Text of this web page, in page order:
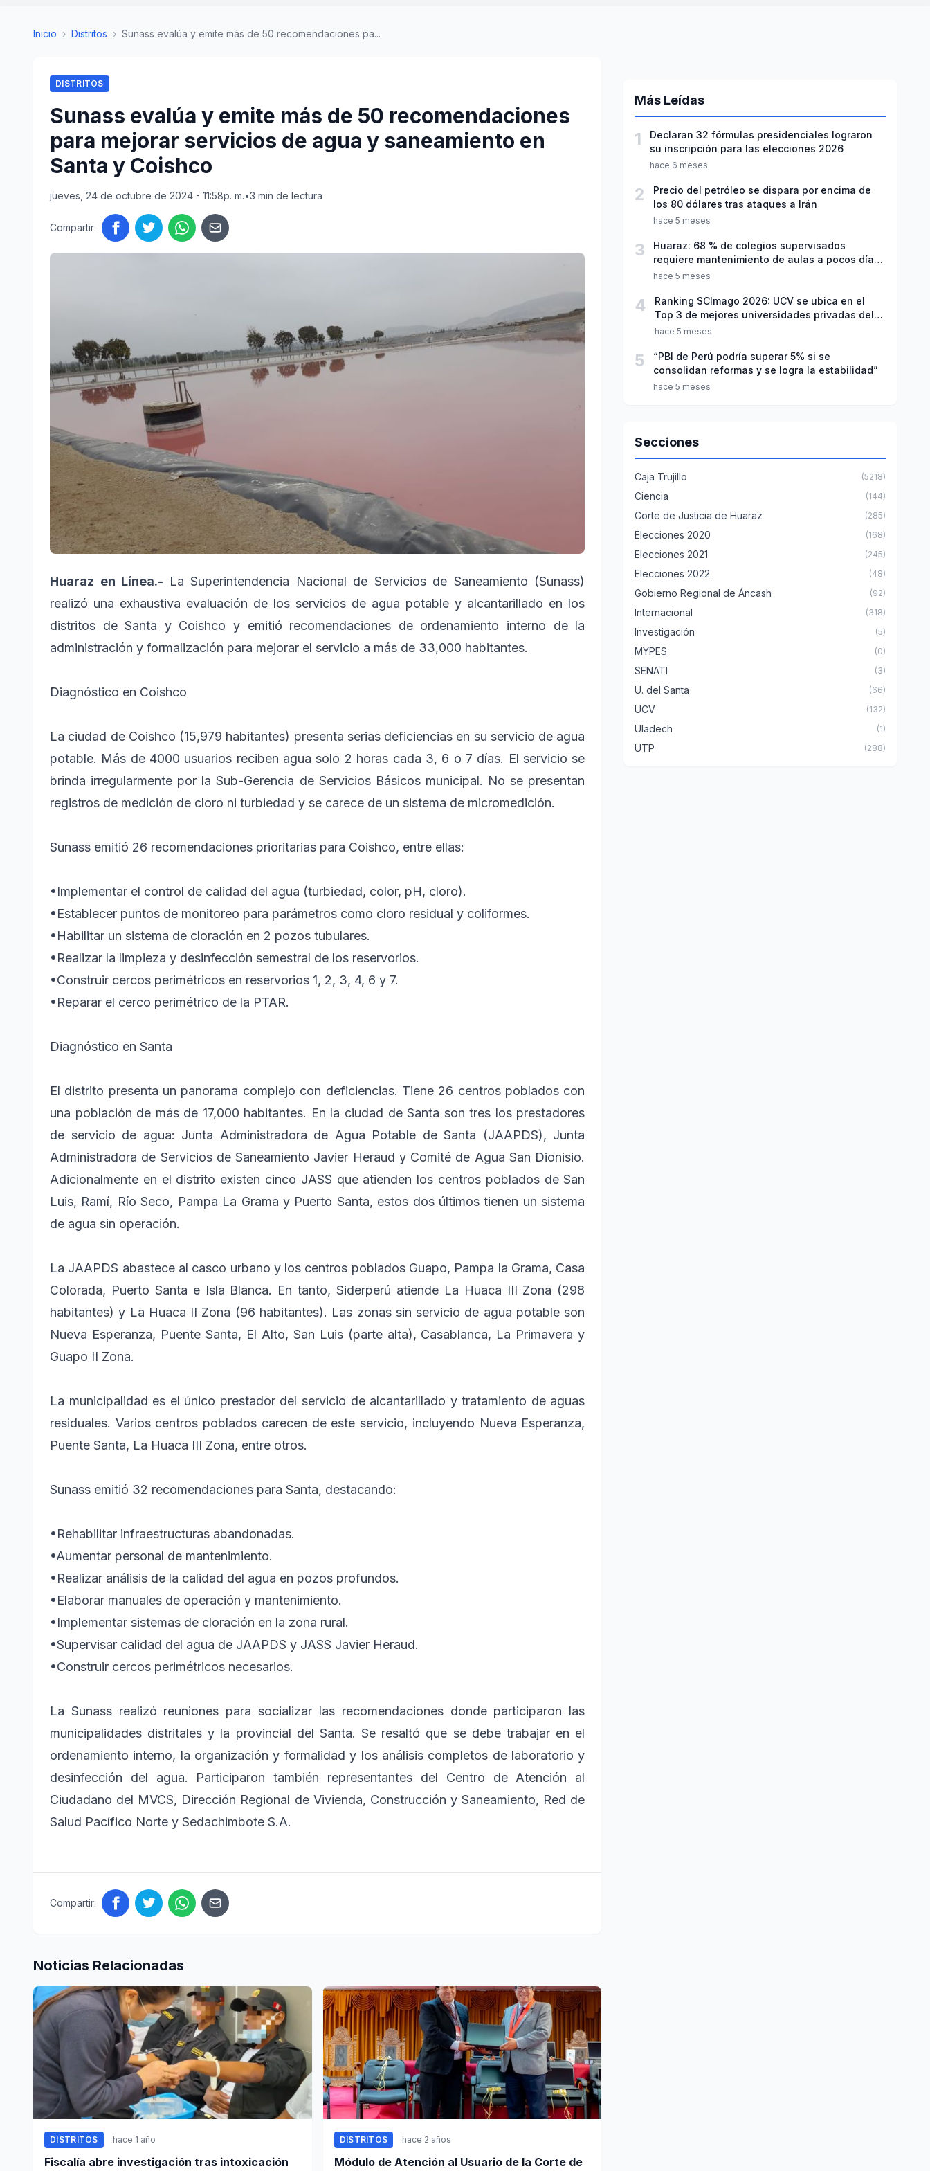
Inicio › Distritos › Sunass evalúa y emite más de 50 recomendaciones pa...
DISTRITOS
Sunass evalúa y emite más de 50 recomendaciones
para mejorar servicios de agua y saneamiento en
Santa y Coishco
jueves, 24 de octubre de 2024 - 11:58p. m.•3 min de lectura
Compartir:
Huaraz en Línea.- La Superintendencia Nacional de Servicios de Saneamiento (Sunass)
realizó una exhaustiva evaluación de los servicios de agua potable y alcantarillado en los
distritos de Santa y Coishco y emitió recomendaciones de ordenamiento interno de la
administración y formalización para mejorar el servicio a más de 33,000 habitantes.
Diagnóstico en Coishco
La ciudad de Coishco (15,979 habitantes) presenta serias deficiencias en su servicio de agua
potable. Más de 4000 usuarios reciben agua solo 2 horas cada 3, 6 o 7 días. El servicio se
brinda irregularmente por la Sub-Gerencia de Servicios Básicos municipal. No se presentan
registros de medición de cloro ni turbiedad y se carece de un sistema de micromedición.
Sunass emitió 26 recomendaciones prioritarias para Coishco, entre ellas:
•Implementar el control de calidad del agua (turbiedad, color, pH, cloro).
•Establecer puntos de monitoreo para parámetros como cloro residual y coliformes.
•Habilitar un sistema de cloración en 2 pozos tubulares.
•Realizar la limpieza y desinfección semestral de los reservorios.
•Construir cercos perimétricos en reservorios 1, 2, 3, 4, 6 y 7.
•Reparar el cerco perimétrico de la PTAR.
Diagnóstico en Santa
El distrito presenta un panorama complejo con deficiencias. Tiene 26 centros poblados con
una población de más de 17,000 habitantes. En la ciudad de Santa son tres los prestadores
de servicio de agua: Junta Administradora de Agua Potable de Santa (JAAPDS), Junta
Administradora de Servicios de Saneamiento Javier Heraud y Comité de Agua San Dionisio.
Adicionalmente en el distrito existen cinco JASS que atienden los centros poblados de San
Luis, Ramí, Río Seco, Pampa La Grama y Puerto Santa, estos dos últimos tienen un sistema
de agua sin operación.
La JAAPDS abastece al casco urbano y los centros poblados Guapo, Pampa la Grama, Casa
Colorada, Puerto Santa e Isla Blanca. En tanto, Siderperú atiende La Huaca III Zona (298
habitantes) y La Huaca II Zona (96 habitantes). Las zonas sin servicio de agua potable son
Nueva Esperanza, Puente Santa, El Alto, San Luis (parte alta), Casablanca, La Primavera y
Guapo II Zona.
La municipalidad es el único prestador del servicio de alcantarillado y tratamiento de aguas
residuales. Varios centros poblados carecen de este servicio, incluyendo Nueva Esperanza,
Puente Santa, La Huaca III Zona, entre otros.
Sunass emitió 32 recomendaciones para Santa, destacando:
•Rehabilitar infraestructuras abandonadas.
•Aumentar personal de mantenimiento.
•Realizar análisis de la calidad del agua en pozos profundos.
•Elaborar manuales de operación y mantenimiento.
•Implementar sistemas de cloración en la zona rural.
•Supervisar calidad del agua de JAAPDS y JASS Javier Heraud.
•Construir cercos perimétricos necesarios.
La Sunass realizó reuniones para socializar las recomendaciones donde participaron las
municipalidades distritales y la provincial del Santa. Se resaltó que se debe trabajar en el
ordenamiento interno, la organización y formalidad y los análisis completos de laboratorio y
desinfección del agua. Participaron también representantes del Centro de Atención al
Ciudadano del MVCS, Dirección Regional de Vivienda, Construcción y Saneamiento, Red de
Salud Pacífico Norte y Sedachimbote S.A.
Compartir:
Noticias Relacionadas
DISTRITOS hace 1 año
Fiscalía abre investigación tras intoxicación
DISTRITOS hace 2 años
Módulo de Atención al Usuario de la Corte de
Más Leídas
1
Declaran 32 fórmulas presidenciales lograron
su inscripción para las elecciones 2026
hace 6 meses
2
Precio del petróleo se dispara por encima de
los 80 dólares tras ataques a Irán
hace 5 meses
3
Huaraz: 68 % de colegios supervisados
requiere mantenimiento de aulas a pocos días
de inicio del año escolar 2026
hace 5 meses
4
Ranking SCImago 2026: UCV se ubica en el
Top 3 de mejores universidades privadas del
Perú
hace 5 meses
5
“PBI de Perú podría superar 5% si se
consolidan reformas y se logra la estabilidad”
hace 5 meses
Secciones
Caja Trujillo (5218)
Ciencia (144)
Corte de Justicia de Huaraz (285)
Elecciones 2020 (168)
Elecciones 2021 (245)
Elecciones 2022 (48)
Gobierno Regional de Áncash (92)
Internacional (318)
Investigación (5)
MYPES (0)
SENATI (3)
U. del Santa (66)
UCV (132)
Uladech (1)
UTP (288)